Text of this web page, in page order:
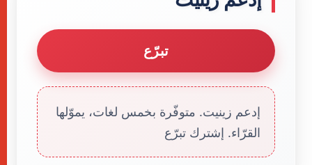
تبرّع
إدعم زينيت. متوفّرة بخمس لغات، يموّلها
القرّاء. إشترك تبرّع